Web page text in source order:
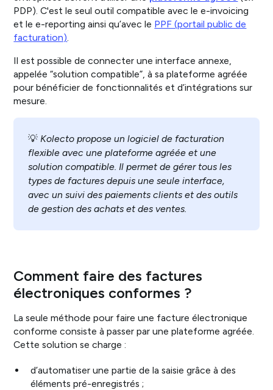
PDP). C'est le seul outil compatible avec le e-invoicing
et le e-reporting ainsi qu’avec le PPF (portail public de
facturation).
Il est possible de connecter une interface annexe,
appelée “solution compatible”, à sa plateforme agréée
pour bénéficier de fonctionnalités et d’intégrations sur
mesure.
💡 Kolecto propose un logiciel de facturation
flexible avec une plateforme agréée et une
solution compatible. Il permet de gérer tous les
types de factures depuis une seule interface,
avec un suivi des paiements clients et des outils
de gestion des achats et des ventes.
Comment faire des factures
électroniques conformes ?
La seule méthode pour faire une facture électronique
conforme consiste à passer par une plateforme agréée.
Cette solution se charge :
d’automatiser une partie de la saisie grâce à des
éléments pré-enregistrés ;